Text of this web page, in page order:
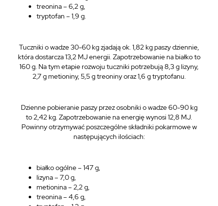
treonina – 6,2 g,
tryptofan – 1,9 g.
Tuczniki o wadze 30-60 kg zjadają ok. 1,82 kg paszy dziennie,
która dostarcza 13,2 MJ energii. Zapotrzebowanie na białko to
160 g. Na tym etapie rozwoju tuczniki potrzebują 8,3 g lizyny,
2,7 g metioniny, 5,5 g treoniny oraz 1,6 g tryptofanu.
Dzienne pobieranie paszy przez osobniki o wadze 60-90 kg
to 2,42 kg. Zapotrzebowanie na energię wynosi 12,8 MJ.
Powinny otrzymywać poszczególne składniki pokarmowe w
następujących ilościach:
białko ogólne – 147 g,
lizyna – 7,0 g,
metionina – 2,2 g,
treonina – 4,6 g,